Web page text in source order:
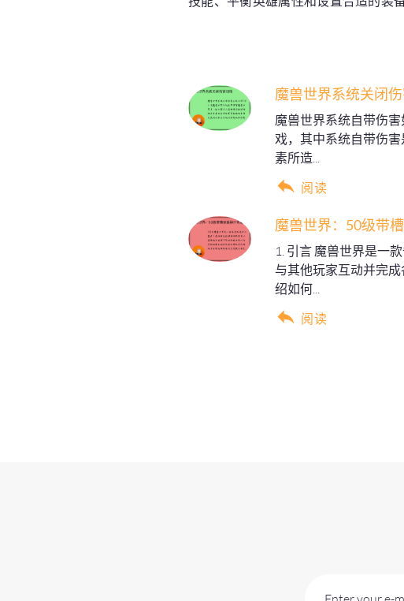
魔兽世界系统关闭
魔兽世界系统自带伤
戏，其中系统自带伤
素所造...
阅读
魔兽世界：50级带
1. 引言 魔兽世界是一
与其他玩家互动并完
绍如何...
阅读